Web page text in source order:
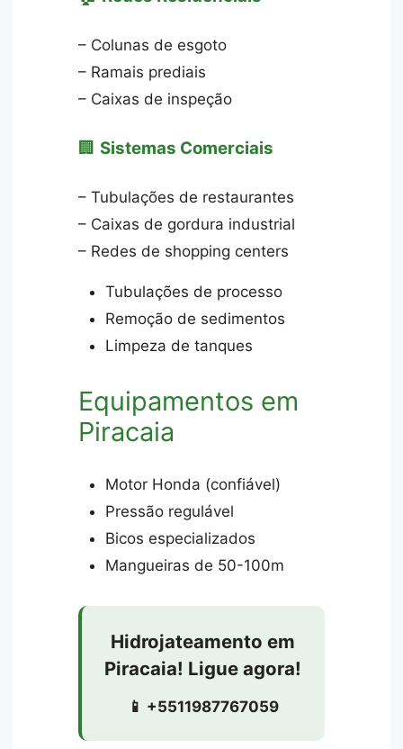
– Colunas de esgoto
– Ramais prediais
– Caixas de inspeção
🏢 Sistemas Comerciais
– Tubulações de restaurantes
– Caixas de gordura industrial
– Redes de shopping centers
Tubulações de processo
Remoção de sedimentos
Limpeza de tanques
Equipamentos em
Piracaia
Motor Honda (confiável)
Pressão regulável
Bicos especializados
Mangueiras de 50-100m
Hidrojateamento em
Piracaia! Ligue agora!
📱 +5511987767059